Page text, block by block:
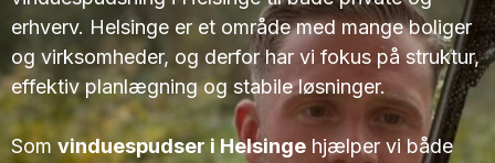
erhverv. Helsinge er et område med mange boliger
og virksomheder, og derfor har vi fokus på struktur,
effektiv planlægning og stabile løsninger.
Som vinduespudser i Helsinge hjælper vi både